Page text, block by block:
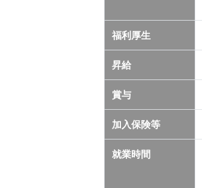
福利厚生
昇給
賞与
加入保険等
就業時間